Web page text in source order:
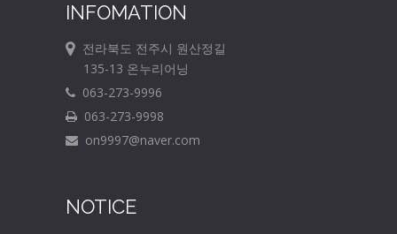
INFOMATION
전라북도 전주시 원산정길
135-13 온누리어닝
063-273-9996
063-273-9998
on9997@naver.com
NOTICE